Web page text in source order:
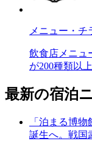
メニュー・チ
飲食店メニュ
が200種類以上
最新の宿泊
「泊まる博
誕生へ。戦国